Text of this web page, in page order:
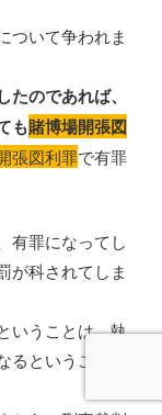
ついて争われま
のであれば、
も賭博場開張図
張図利罪で有罪
有罪になってし
が科されてしま
いうことは、執
ということな